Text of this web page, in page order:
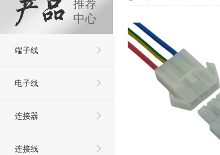
推荐
中心
端子线
电子线
连接器
连接线